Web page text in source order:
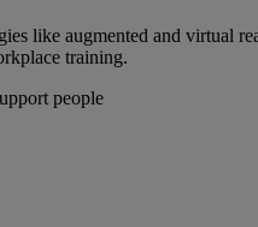
like augmented and virtual
training.
people